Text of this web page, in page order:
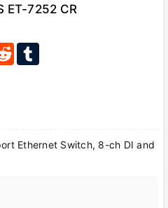
ET-7252 CR
Reddit
Ethernet Switch, 8-ch DI and